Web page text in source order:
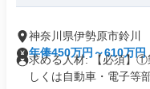
神奈川県伊勢原市鈴川
年俸450万円～610万円
求める人材: 【必須】①
しくは自動車・電子等部